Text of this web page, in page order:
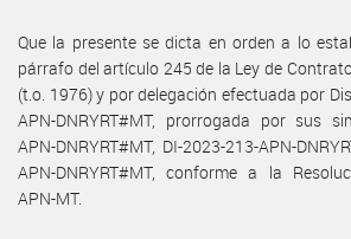
Que la presente se dicta en orden a lo
párrafo del artículo 245 de la Ley de
(t.o. 1976) y por delegación efectuada por
APN-DNRYRT#MT, prorrogada por sus
APN-DNRYRT#MT, DI-2023-213-APN-
APN-DNRYRT#MT, conforme a la
APN-MT.